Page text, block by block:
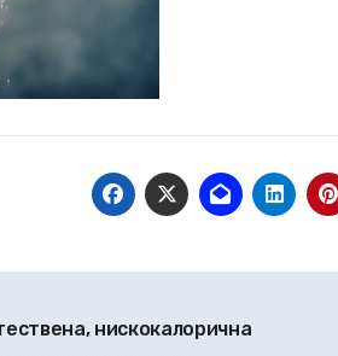
нискокалорична